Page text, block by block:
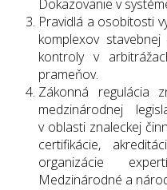
Dokazovanie v
Pravidlá a osobitosti
komplexov
kontroly v
prameňov.
Zákonná regulácia
medzinárodnej
v oblasti znaleckej
certifikácie,
organizácie
Medzinárodné a